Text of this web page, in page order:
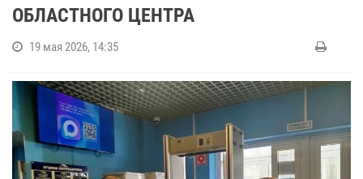
ОБЛАСТНОГО ЦЕНТРА
19 мая 2026, 14:35